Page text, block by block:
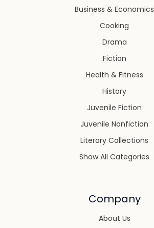
Business & Economics
Cooking
Drama
Fiction
Health & Fitness
History
Juvenile Fiction
Juvenile Nonfiction
Literary Collections
Show All Categories
Company
About Us